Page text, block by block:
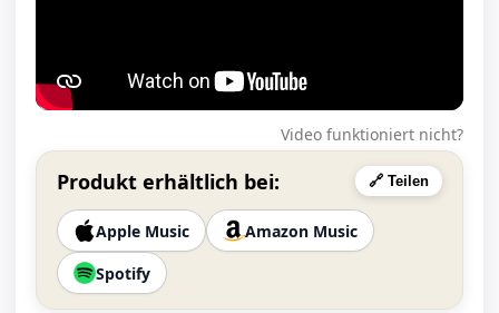
Video funktioniert nicht?
Produkt erhältlich bei: 🔗 Teilen
Apple Music
Amazon Music
Spotify